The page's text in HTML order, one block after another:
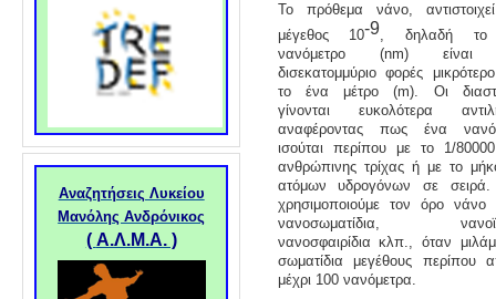
Αναζητήσεις Λυκείου
Μανόλης Ανδρόνικος
( Α.Λ.Μ.Α. )
Το πρόθεμα νάνο,
μέγεθος 10-9, δηλαδή το
νανόμετρο (nm) είναι
δισεκατομμύριο φορές
το ένα μέτρο (m). Οι
γίνονται ευκολότερα
αναφέροντας πως ένα
ισούται περίπου με το 1/
ανθρώπινης τρίχας ή με το
ατόμων υδρογόνων σε σειρά.
χρησιμοποιούμε τον όρο
νανοσωματίδια,
νανοσφαιρίδια κλπ., όταν
σωματίδια μεγέθους περίπου
μέχρι 100 νανόμετρα.